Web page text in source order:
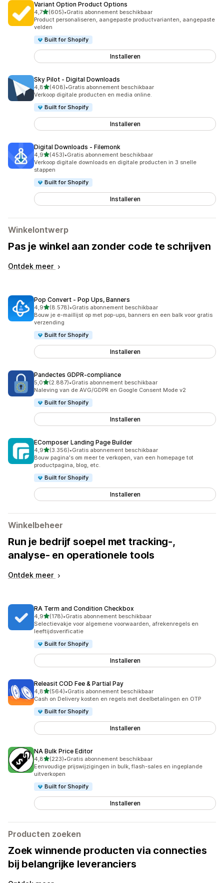
Variant Option Product Options
4,7van 5 sterren
(605)
605 recensies in totaal
•Gratis abonnement beschikbaar
Product personaliseren, aangepaste productvarianten, aangepaste
velden
Built for Shopify
Installeren
Sky Pilot ‑ Digital Downloads
4,8van 5 sterren
(408)
408 recensies in totaal
•Gratis abonnement beschikbaar
Verkoop digitale producten en media online.
Built for Shopify
Installeren
Digital Downloads ‑ Filemonk
4,9van 5 sterren
(453)
453 recensies in totaal
•Gratis abonnement beschikbaar
Verkoop digitale downloads en digitale producten in 3 snelle
stappen
Built for Shopify
Installeren
Winkelontwerp
Pas je winkel aan zonder code te schrijven
Ontdek meer
Pop Convert ‑ Pop Ups, Banners
4,9van 5 sterren
(8.578)
8578 recensies in totaal
•Gratis abonnement beschikbaar
Bouw je e-maillijst op met pop-ups, banners en een balk voor gratis
verzending
Built for Shopify
Installeren
Pandectes GDPR‑compliance
5,0van 5 sterren
(2.887)
2887 recensies in totaal
•Gratis abonnement beschikbaar
Naleving van de AVG/GDPR en Google Consent Mode v2
Built for Shopify
Installeren
EComposer Landing Page Builder
4,9van 5 sterren
(3.356)
3356 recensies in totaal
•Gratis abonnement beschikbaar
Bouw pagina's om meer te verkopen, van een homepage tot
productpagina, blog, etc.
Built for Shopify
Installeren
Winkelbeheer
Run je bedrijf soepel met tracking-,
analyse- en operationele tools
Ontdek meer
RA Term and Condition Checkbox
4,9van 5 sterren
(178)
178 recensies in totaal
•Gratis abonnement beschikbaar
Selectievakje voor algemene voorwaarden, afrekenregels en
leeftijdsverificatie
Built for Shopify
Installeren
Releasit COD Fee & Partial Pay
4,8van 5 sterren
(564)
564 recensies in totaal
•Gratis abonnement beschikbaar
Cash on Delivery kosten en regels met deelbetalingen en OTP
Built for Shopify
Installeren
NA Bulk Price Editor
4,8van 5 sterren
(223)
223 recensies in totaal
•Gratis abonnement beschikbaar
Eenvoudige prijswijzigingen in bulk, flash-sales en ingeplande
uitverkopen
Built for Shopify
Installeren
Producten zoeken
Zoek winnende producten via connecties
bij belangrijke leveranciers